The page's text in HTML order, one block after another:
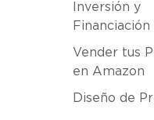
Inversión y
Financiación
Vender tus
en Amazon
Diseño de